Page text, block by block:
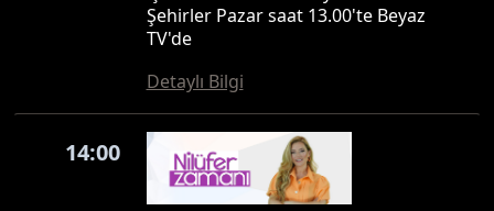
Şehirler Pazar saat 13.00'te Beyaz
TV'de
Detaylı Bilgi
14:00